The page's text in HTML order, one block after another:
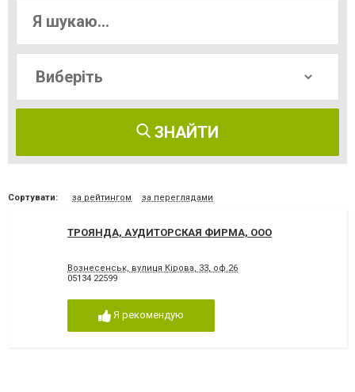
ЗНАЙТИ
Сортувати: за рейтингом за переглядами
ТРОЯНДА, АУДИТОРСКАЯ ФИРМА, ООО
Вознесенськ, вулиця Кірова, 33, оф.26
05134 22599
Я рекомендую